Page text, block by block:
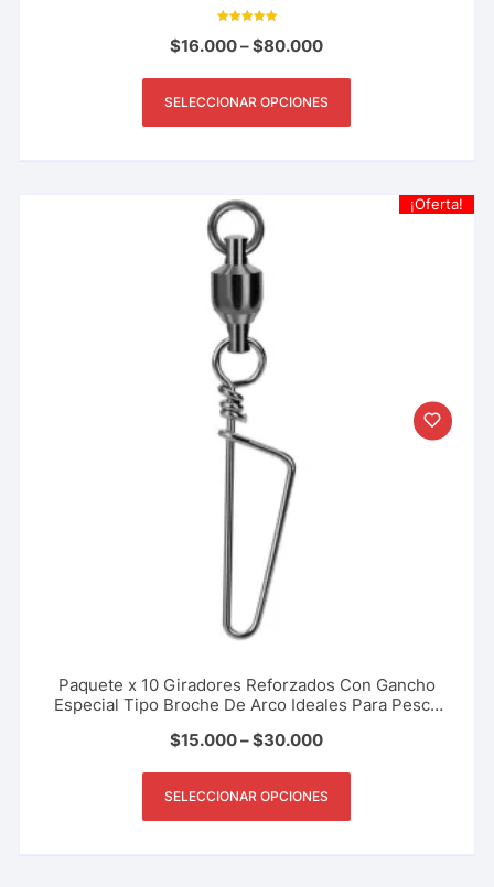
5.00
de 5
$16.000–$80.000
SELECCIONAR OPCIONES
¡Oferta!
Paquete x 10 Giradores Reforzados Con Gancho
Especial Tipo Broche De Arco Ideales Para Pesca
$15.000–$30.000
SELECCIONAR OPCIONES